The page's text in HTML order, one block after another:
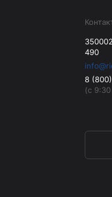
490
8
(с